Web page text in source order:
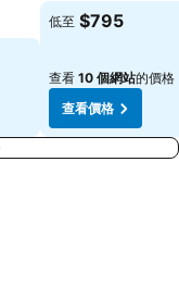
查看價格
低至 $795
查看 10 個網站的價格
查看價格